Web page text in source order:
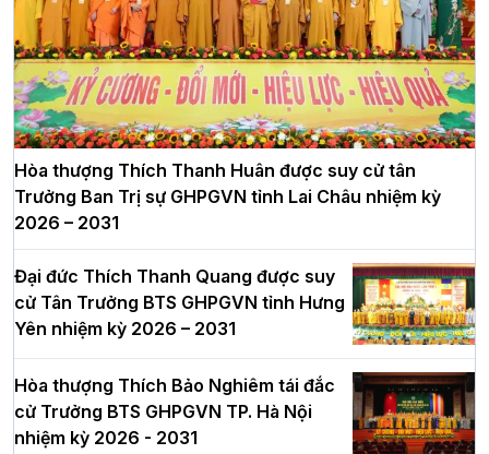
Hòa thượng Thích Thanh Huân được suy cử tân
Trưởng Ban Trị sự GHPGVN tỉnh Lai Châu nhiệm kỳ
2026 – 2031
Đại đức Thích Thanh Quang được suy
cử Tân Trưởng BTS GHPGVN tỉnh Hưng
Yên nhiệm kỳ 2026 – 2031
Hòa thượng Thích Bảo Nghiêm tái đắc
cử Trưởng BTS GHPGVN TP. Hà Nội
nhiệm kỳ 2026 - 2031